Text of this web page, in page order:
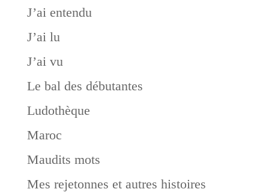
J’ai entendu
J’ai lu
J’ai vu
Le bal des débutantes
Ludothèque
Maroc
Maudits mots
Mes rejetonnes et autres histoires